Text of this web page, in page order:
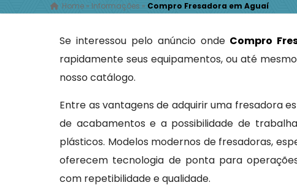
Home » Informações » Compro Fresadora em Aguaí
Se interessou pelo anúncio onde Compro
rapidamente seus equipamentos, ou até
nosso catálogo.
Entre as vantagens de adquirir uma fresadora
de acabamentos e a possibilidade de
plásticos. Modelos modernos de fresadoras,
oferecem tecnologia de ponta para
com repetibilidade e qualidade.